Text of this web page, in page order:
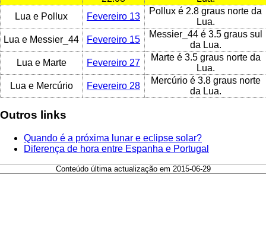
Lua e Pollux
Fevereiro 13
Pollux é 2.8 graus norte da
Lua.
Lua e Messier_44
Fevereiro 15
Messier_44 é 3.5 graus sul
da Lua.
Lua e Marte
Fevereiro 27
Marte é 3.5 graus norte da
Lua.
Lua e Mercúrio
Fevereiro 28
Mercúrio é 3.8 graus norte
da Lua.
Outros links
Quando é a próxima lunar e eclipse solar?
Diferença de hora entre Espanha e Portugal
Conteúdo última actualização em 2015-06-29